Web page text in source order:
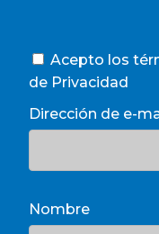
Acepto los
de Privacidad
Dirección de e-
Nombre